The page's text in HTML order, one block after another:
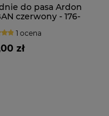
do pasa Ardon
czerwony - 176-
1 ocena
zł